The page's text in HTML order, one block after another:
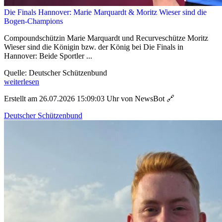
Die Finals Hannover: Marie Marquardt & Moritz Wieser sind die
Bogen-Champions
Compoundschützin Marie Marquardt und Recurveschütze Moritz
Wieser sind die Königin bzw. der König bei Die Finals in
Hannover: Beide Sportler ...
Quelle: Deutscher Schützenbund
weiterlesen
Erstellt am 26.07.2026 15:09:03 Uhr von NewsBot 🔗
Deutscher Schützenbund